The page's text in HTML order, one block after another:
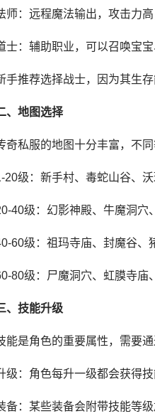
师：远程魔法输出，攻击力高
士：辅助职业，可以召唤宝宝
手推荐选择战士，因为其生
、地图选择
奇私服的地图十分丰富，不同
20级：新手村、毒蛇山谷、
40级：幻影神殿、牛魔洞穴
60级：祖玛寺庙、封魔谷、
80级：尸魔洞穴、虹膜寺庙
、技能升级
能是角色的重要属性，需要
级：角色每升一级都会获得
备：某些装备会附带技能等级